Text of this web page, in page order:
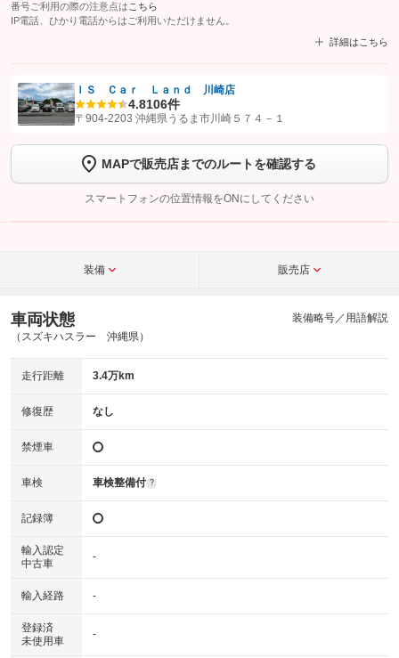
番号ご利用の際の注意点は こちら
IP電話、ひかり電話からはご利用いただけません。
詳細はこちら
【STEP1】認証画面でグーネットを友だち追加してから「許可する」ボタンを押
トーク画面で
ボタンをタップして問い合わせを
完了してください。
こちら
ＩＳ Ｃａｒ Ｌａｎｄ 川崎店
4.8106件
〒904-2203 沖縄県うるま市川崎５７４－１
MAPで販売店までのルートを確認する
スマートフォンの位置情報をONにしてください
装備 販売店
車両状態
（スズキハスラー 沖縄県）
装備略号／用語解説
走行距離 3.4万km
修復歴 なし
禁煙車
車検 車検整備付 ?
記録簿
輸入認定
中古車
-
輸入経路 -
登録済
未使用車
-